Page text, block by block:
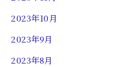
2023年10月
2023年9月
2023年8月